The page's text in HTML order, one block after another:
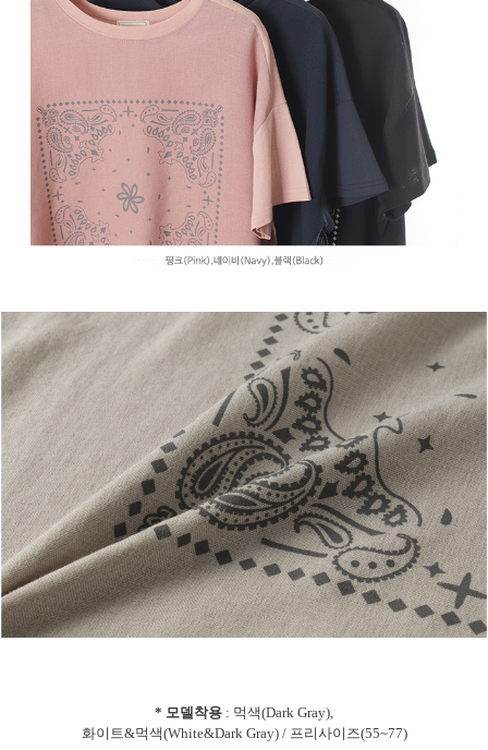
* 모델착용 : 먹색(Dark Gray),
화이트&먹색(White&Dark Gray) / 프리사이즈(55~77)